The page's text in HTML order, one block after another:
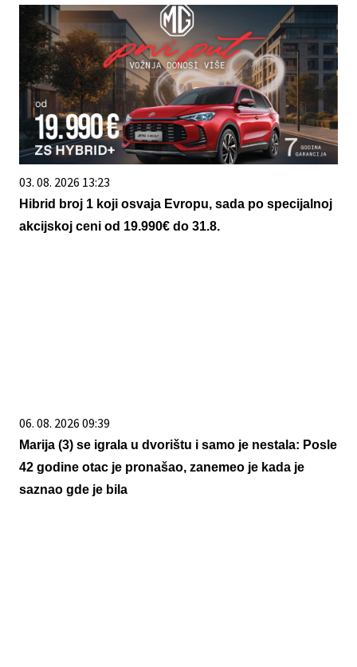
03. 08. 2026 13:23
Hibrid broj 1 koji osvaja Evropu, sada po specijalnoj
akcijskoj ceni od 19.990€ do 31.8.
06. 08. 2026 09:39
Marija (3) se igrala u dvorištu i samo je nestala: Posle
42 godine otac je pronašao, zanemeo je kada je
saznao gde je bila